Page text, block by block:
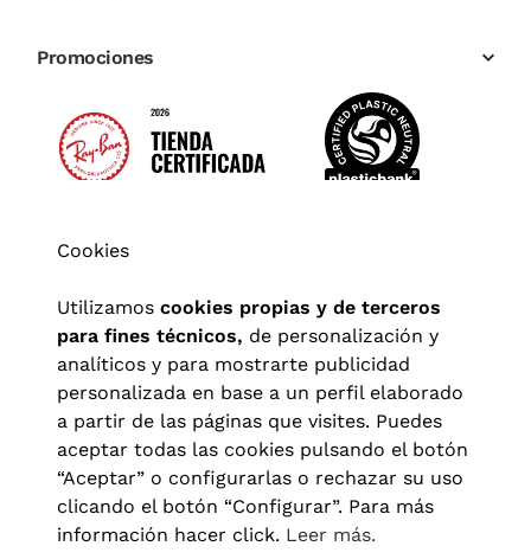
Promociones
Aviso legal| Política de privacidad Términos y condiciones
Política de cookies|Configuración de cookies
Cookies
Utilizamos cookies propias y de terceros
para fines técnicos, de personalización y
analíticos y para mostrarte publicidad
personalizada en base a un perfil elaborado
a partir de las páginas que visites. Puedes
aceptar todas las cookies pulsando el botón
“Aceptar” o configurarlas o rechazar su uso
clicando el botón “Configurar”. Para más
información hacer click. Leer más.